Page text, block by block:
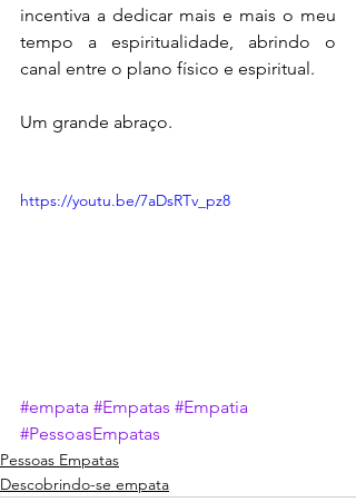
incentiva a dedicar mais e mais o meu
tempo a espiritualidade, abrindo o
canal entre o plano físico e espiritual.
Um grande abraço.
https://youtu.be/7aDsRTv_pz8
#empata #Empatas #Empatia
#PessoasEmpatas
Pessoas Empatas
Descobrindo-se empata